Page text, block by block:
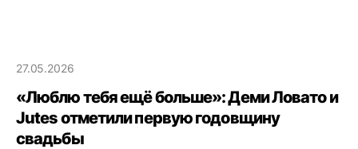
27.05.2026
«Люблю тебя ещё больше»: Деми Ловато и
Jutes отметили первую годовщину
свадьбы